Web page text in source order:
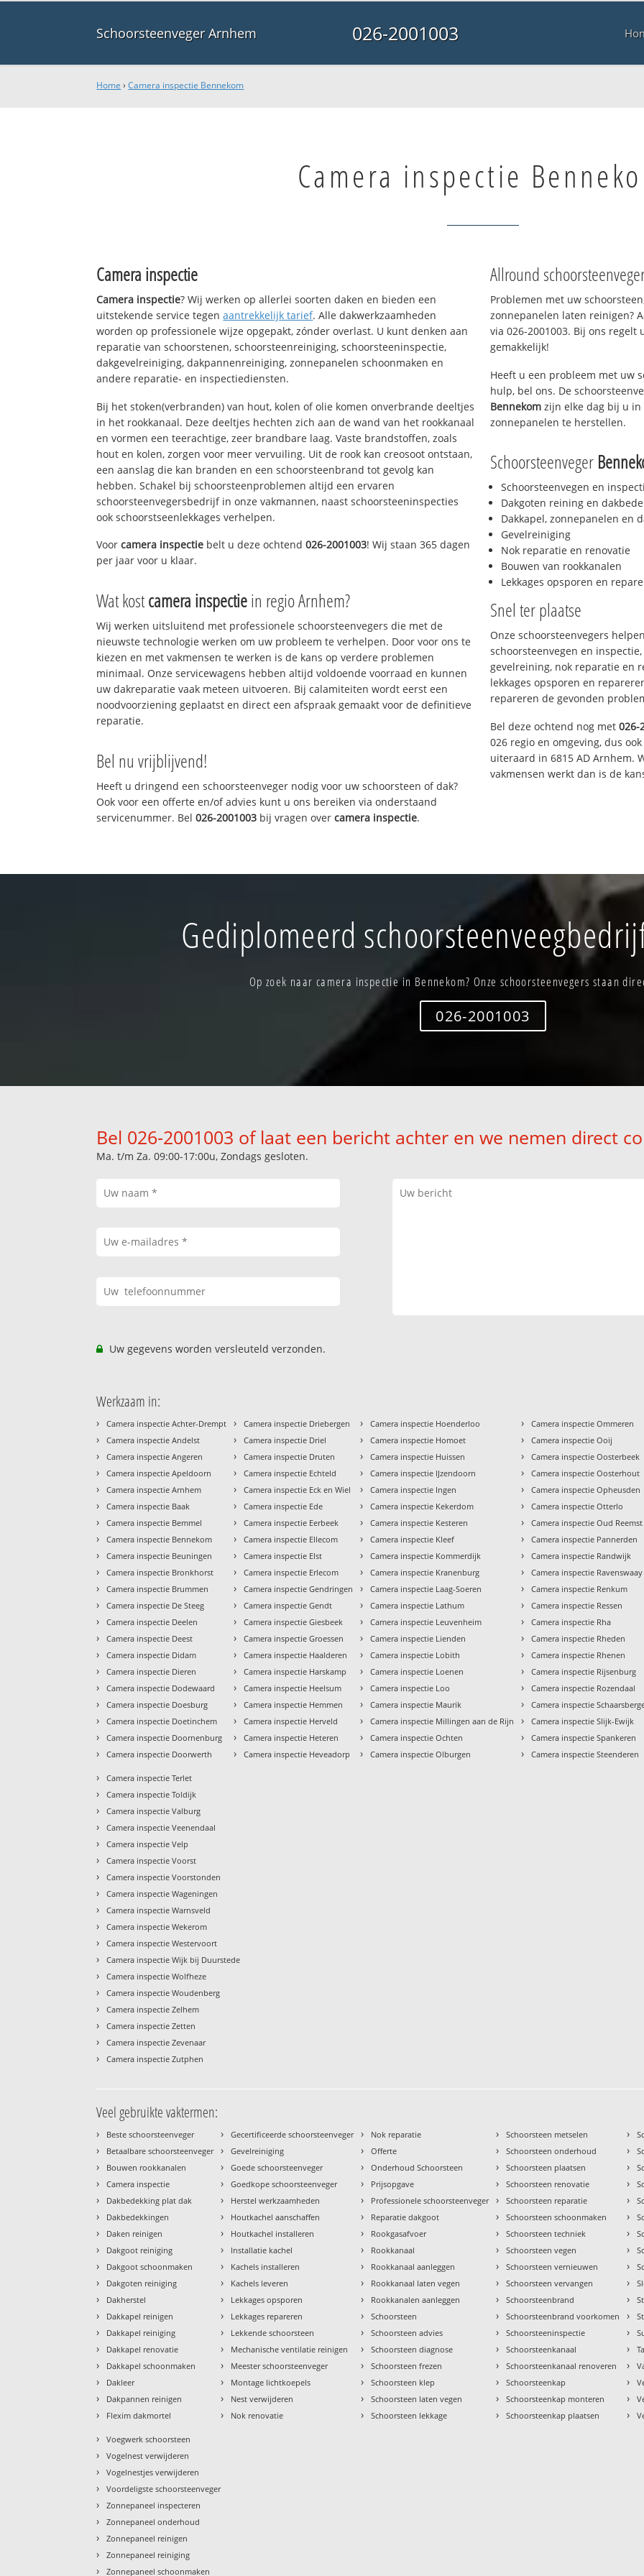
Schoorsteenveger Arnhem 026-2001003
Home ›Camera inspectie Bennekom
Camera inspectie
Camera inspectie
Camera inspectie? Wij werken op allerlei soorten daken en bieden een
uitstekende service tegenaantrekkelijk tarief. Alle dakwerkzaamheden
worden op professionele wijze opgepakt, zónder overlast. U kunt denken aan
reparatie van schoorstenen, schoorsteenreiniging, schoorsteeninspectie,
dakgevelreiniging, dakpannenreiniging, zonnepanelen schoonmaken en
andere reparatie- en inspectiediensten.
Bij het stoken(verbranden) van hout, kolen of olie komen onverbrande deeltjes
in het rookkanaal. Deze deeltjes hechten zich aan de wand van het rookkanaal
en vormen een teerachtige, zeer brandbare laag. Vaste brandstoffen, zoals
hout en kolen, zorgen voor meer vervuiling. Uit de rook kan creosoot ontstaan,
een aanslag die kan branden en een schoorsteenbrand tot gevolg kan
hebben. Schakel bij schoorsteenproblemen altijd een ervaren
schoorsteenvegersbedrijf in onze vakmannen, naast schoorsteeninspecties
ook schoorstseenlekkages verhelpen.
Voorcamera inspectie belt u deze ochtend026-2001003! Wij staan 365 dagen
per jaar voor u klaar.
Wat kostcamera inspectiein regio Arnhem?
Wij werken uitsluitend met professionele schoorsteenvegers die met de
nieuwste technologie werken om uw probleem te verhelpen. Door voor ons te
kiezen en met vakmensen te werken is de kans op verdere problemen
minimaal. Onze servicewagens hebben altijd voldoende voorraad en kunnen
uw dakreparatie vaak meteen uitvoeren. Bij calamiteiten wordt eerst een
noodvoorziening geplaatst en direct een afspraak gemaakt voor de definitieve
reparatie.
Bel nu vrijblijvend!
Heeft u dringend een schoorsteenveger nodig voor uw schoorsteen of dak?
Ook voor een offerte en/of advies kunt u ons bereiken via onderstaand
servicenummer. Bel026-2001003 bij vragen overcamera inspectie.
Allround
Problemen met uw
zonnepanelen laten reinigen?
via 026-2001003. Bij ons
gemakkelijk!
Heeft u een probleem met uw
hulp, bel ons. De
Bennekom zijn elke dag bij u
zonnepanelen te herstellen.
Schoorsteenveger
Schoorsteenvegen en
Dakgoten reining en
Dakkapel, zonnepanelen en
Gevelreiniging
Nok reparatie en renovatie
Bouwen van rookkanalen
Lekkages opsporen en
Snel ter plaatse
Onze schoorsteenvegers
schoorsteenvegen en
gevelreining, nok reparatie en
lekkages opsporen en
repareren de gevonden
Bel deze ochtend nog met 026-
026 regio en omgeving, dus
uiteraard in 6815 AD Arnhem.
vakmensen werkt dan is de
Gediplomeerd
Op zoek naar camera inspectie in Bennekom? Onze schoorsteenvegers staan
026-2001003
Bel 026-2001003 of laat een bericht achter en we nemen direct
Ma. t/m Za. 09:00-17:00u, Zondags gesloten.
Uw gegevens worden versleuteld verzonden.
Werkzaam in:
› Camera inspectie Achter-Drempt
› Camera inspectie Andelst
› Camera inspectie Angeren
› Camera inspectie Apeldoorn
› Camera inspectie Arnhem
› Camera inspectie Baak
› Camera inspectie Bemmel
› Camera inspectie Bennekom
› Camera inspectie Beuningen
› Camera inspectie Bronkhorst
› Camera inspectie Brummen
› Camera inspectie De Steeg
› Camera inspectie Deelen
› Camera inspectie Deest
› Camera inspectie Didam
› Camera inspectie Dieren
› Camera inspectie Dodewaard
› Camera inspectie Doesburg
› Camera inspectie Doetinchem
› Camera inspectie Doornenburg
› Camera inspectie Doorwerth
› Camera inspectie Driebergen
› Camera inspectie Driel
› Camera inspectie Druten
› Camera inspectie Echteld
› Camera inspectie Eck en Wiel
› Camera inspectie Ede
› Camera inspectie Eerbeek
› Camera inspectie Ellecom
› Camera inspectie Elst
› Camera inspectie Erlecom
› Camera inspectie Gendringen
› Camera inspectie Gendt
› Camera inspectie Giesbeek
› Camera inspectie Groessen
› Camera inspectie Haalderen
› Camera inspectie Harskamp
› Camera inspectie Heelsum
› Camera inspectie Hemmen
› Camera inspectie Herveld
› Camera inspectie Heteren
› Camera inspectie Heveadorp
› Camera inspectie Hoenderloo
› Camera inspectie Homoet
› Camera inspectie Huissen
› Camera inspectie IJzendoorn
› Camera inspectie Ingen
› Camera inspectie Kekerdom
› Camera inspectie Kesteren
› Camera inspectie Kleef
› Camera inspectie Kommerdijk
› Camera inspectie Kranenburg
› Camera inspectie Laag-Soeren
› Camera inspectie Lathum
› Camera inspectie Leuvenheim
› Camera inspectie Lienden
› Camera inspectie Lobith
› Camera inspectie Loenen
› Camera inspectie Loo
› Camera inspectie Maurik
› Camera inspectie Millingen aan de Rijn
› Camera inspectie Ochten
› Camera inspectie Olburgen
› Camera inspectie Ommeren
› Camera inspectie Ooij
› Camera inspectie Oosterbeek
› Camera inspectie Oosterhout
› Camera inspectie Opheusden
› Camera inspectie Otterlo
› Camera inspectie Oud Reemst
› Camera inspectie Pannerden
› Camera inspectie Randwijk
› Camera inspectie Ravenswaay
› Camera inspectie Renkum
› Camera inspectie Ressen
› Camera inspectie Rha
› Camera inspectie Rheden
› Camera inspectie Rhenen
› Camera inspectie Rijsenburg
› Camera inspectie Rozendaal
› Camera inspectie
› Camera inspectie Slijk-Ewijk
› Camera inspectie Spankeren
› Camera inspectie Steenderen
› Camera inspectie Terlet
› Camera inspectie Toldijk
› Camera inspectie Valburg
› Camera inspectie Veenendaal
› Camera inspectie Velp
› Camera inspectie Voorst
› Camera inspectie Voorstonden
› Camera inspectie Wageningen
› Camera inspectie Warnsveld
› Camera inspectie Wekerom
› Camera inspectie Westervoort
› Camera inspectie Wijk bij Duurstede
› Camera inspectie Wolfheze
› Camera inspectie Woudenberg
› Camera inspectie Zelhem
› Camera inspectie Zetten
› Camera inspectie Zevenaar
› Camera inspectie Zutphen
Veel gebruikte vaktermen:
› Beste schoorsteenveger
› Betaalbare schoorsteenveger
› Bouwen rookkanalen
› Camera inspectie
› Dakbedekking plat dak
› Dakbedekkingen
› Daken reinigen
› Dakgoot reiniging
› Dakgoot schoonmaken
› Dakgoten reiniging
› Dakherstel
› Dakkapel reinigen
› Dakkapel reiniging
› Dakkapel renovatie
› Dakkapel schoonmaken
› Dakleer
› Dakpannen reinigen
› Flexim dakmortel
› Gecertificeerde schoorsteenveger
› Gevelreiniging
› Goede schoorsteenveger
› Goedkope schoorsteenveger
› Herstel werkzaamheden
› Houtkachel aanschaffen
› Houtkachel installeren
› Installatie kachel
› Kachels installeren
› Kachels leveren
› Lekkages opsporen
› Lekkages repareren
› Lekkende schoorsteen
› Mechanische ventilatie reinigen
› Meester schoorsteenveger
› Montage lichtkoepels
› Nest verwijderen
› Nok renovatie
› Nok reparatie
› Offerte
› Onderhoud Schoorsteen
› Prijsopgave
› Professionele schoorsteenveger
› Reparatie dakgoot
› Rookgasafvoer
› Rookkanaal
› Rookkanaal aanleggen
› Rookkanaal laten vegen
› Rookkanalen aanleggen
› Schoorsteen
› Schoorsteen advies
› Schoorsteen diagnose
› Schoorsteen frezen
› Schoorsteen klep
› Schoorsteen laten vegen
› Schoorsteen lekkage
› Schoorsteen metselen
› Schoorsteen onderhoud
› Schoorsteen plaatsen
› Schoorsteen renovatie
› Schoorsteen reparatie
› Schoorsteen schoonmaken
› Schoorsteen techniek
› Schoorsteen vegen
› Schoorsteen vernieuwen
› Schoorsteen vervangen
› Schoorsteenbrand
› Schoorsteenbrand voorkomen
› Schoorsteeninspectie
› Schoorsteenkanaal
› Schoorsteenkanaal renoveren
› Schoorsteenkap
› Schoorsteenkap monteren
› Schoorsteenkap plaatsen
›
›
›
›
›
›
›
›
›
›
›
›
›
›
›
›
›
›
› Voegwerk schoorsteen
› Vogelnest verwijderen
› Vogelnestjes verwijderen
› Voordeligste schoorsteenveger
› Zonnepaneel inspecteren
› Zonnepaneel onderhoud
› Zonnepaneel reinigen
› Zonnepaneel reiniging
› Zonnepaneel schoonmaken